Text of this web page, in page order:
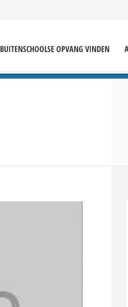
BUITENSCHOOLSE OPVANG VINDEN